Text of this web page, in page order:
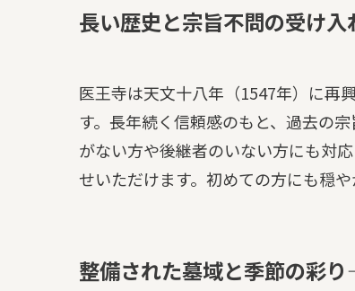
長い歴史と宗旨不問の受け
医王寺は天文十八年（1547年）に再
す。長年続く信頼感のもと、過去の
がない方や後継者のいない方にも対
せいただけます。初めての方にも穏や
整備された墓域と季節の彩